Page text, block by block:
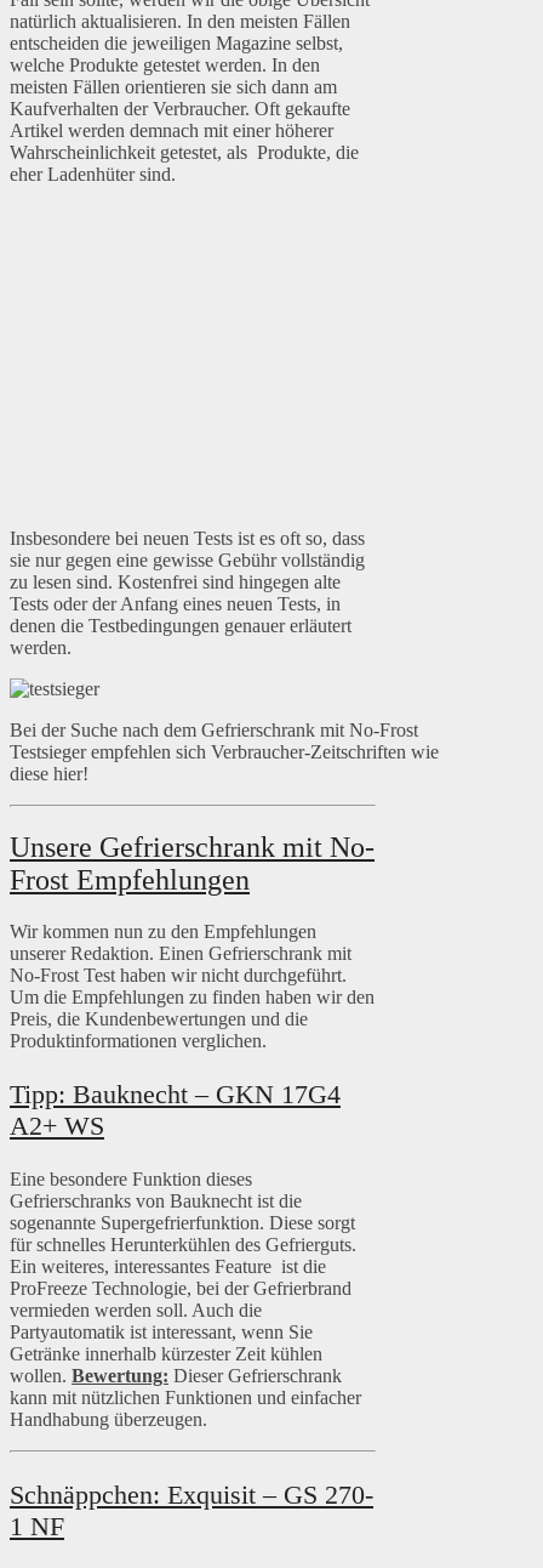
natürlich aktualisieren. In den meisten Fällen
entscheiden die jeweiligen Magazine selbst,
welche Produkte getestet werden. In den
meisten Fällen orientieren sie sich dann am
Kaufverhalten der Verbraucher. Oft gekaufte
Artikel werden demnach mit einer höherer
Wahrscheinlichkeit getestet, als Produkte, die
eher Ladenhüter sind.
Insbesondere bei neuen Tests ist es oft so, dass
sie nur gegen eine gewisse Gebühr vollständig
zu lesen sind. Kostenfrei sind hingegen alte
Tests oder der Anfang eines neuen Tests, in
denen die Testbedingungen genauer erläutert
werden.
Bei der Suche nach dem Gefrierschrank mit No-Frost
Testsieger empfehlen sich Verbraucher-Zeitschriften wie
diese hier!
Unsere Gefrierschrank mit No-
Frost Empfehlungen
Wir kommen nun zu den Empfehlungen
unserer Redaktion. Einen Gefrierschrank mit
No-Frost Test haben wir nicht durchgeführt.
Um die Empfehlungen zu finden haben wir den
Preis, die Kundenbewertungen und die
Produktinformationen verglichen.
Tipp: Bauknecht – GKN 17G4
A2+ WS
Eine besondere Funktion dieses
Gefrierschranks von Bauknecht ist die
sogenannte Supergefrierfunktion. Diese sorgt
für schnelles Herunterkühlen des Gefrierguts.
Ein weiteres, interessantes Feature ist die
ProFreeze Technologie, bei der Gefrierbrand
vermieden werden soll. Auch die
Partyautomatik ist interessant, wenn Sie
Getränke innerhalb kürzester Zeit kühlen
wollen. Bewertung: Dieser Gefrierschrank
kann mit nützlichen Funktionen und einfacher
Handhabung überzeugen.
Schnäppchen: Exquisit – GS 270-
1 NF